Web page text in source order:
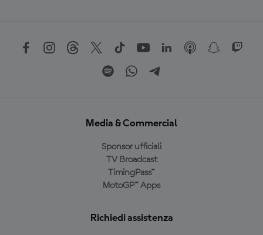
Media & Commercial
Sponsor ufficiali
TV Broadcast
TimingPass™
MotoGP™ Apps
Richiedi assistenza